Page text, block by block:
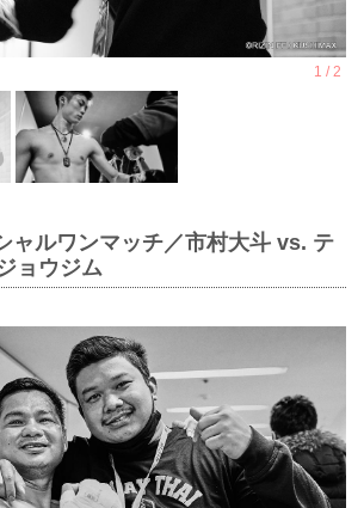
ャルワンマッチ／市村大斗 vs. テ
ョウジム